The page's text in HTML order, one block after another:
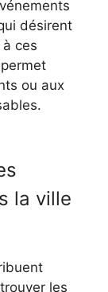
désirent
ces
ou aux
la ville
les